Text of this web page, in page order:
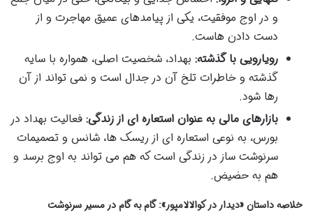
و در اوج موفقیت، یکی از پیامدهای عمیق مهاجرت و از
دست دادن هاست.
رویارویی با گذشته: بهداد، شخصیت اصلی، همواره با سایه
گذشته و خاطرات تلخ آن در جدال است و نمی تواند از آن
رها شود.
بازارهای مالی به عنوان استعاره ای از زندگی: فعالیت بهداد در
بورس، به نوعی استعاره ای از ریسک ها، شانس و تصمیمات
سرنوشت ساز در زندگی است که هم می تواند به اوج برسد و
هم به حضیض.
خلاصه داستان «دیدار در کوالالامپور»: گام به گام در مسیر سرنوشت